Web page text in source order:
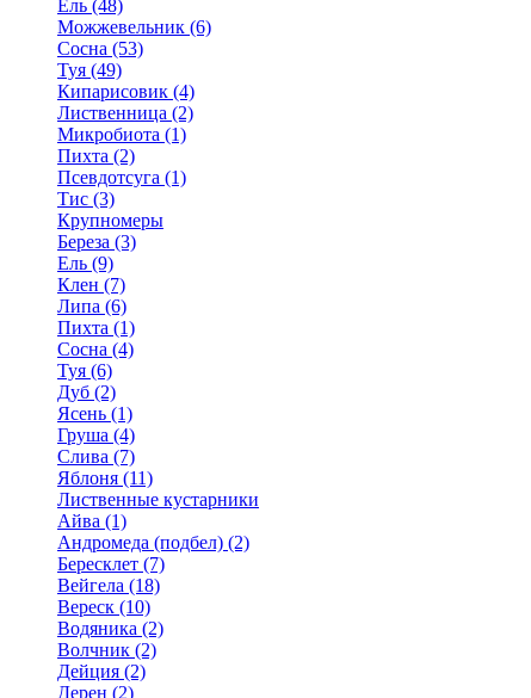
Ель (48)
Можжевельник (6)
Сосна (53)
Туя (49)
Кипарисовик (4)
Лиственница (2)
Микробиота (1)
Пихта (2)
Псевдотсуга (1)
Тис (3)
Крупномеры
Береза (3)
Ель (9)
Клен (7)
Липа (6)
Пихта (1)
Сосна (4)
Туя (6)
Дуб (2)
Ясень (1)
Груша (4)
Слива (7)
Яблоня (11)
Лиственные кустарники
Айва (1)
Андромеда (подбел) (2)
Бересклет (7)
Вейгела (18)
Вереск (10)
Водяника (2)
Волчник (2)
Дейция (2)
Дерен (2)